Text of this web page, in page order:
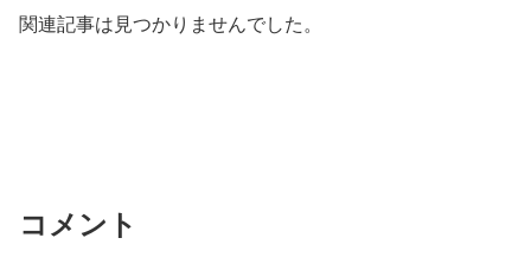
関連記事は見つかりませんでした。
コメント